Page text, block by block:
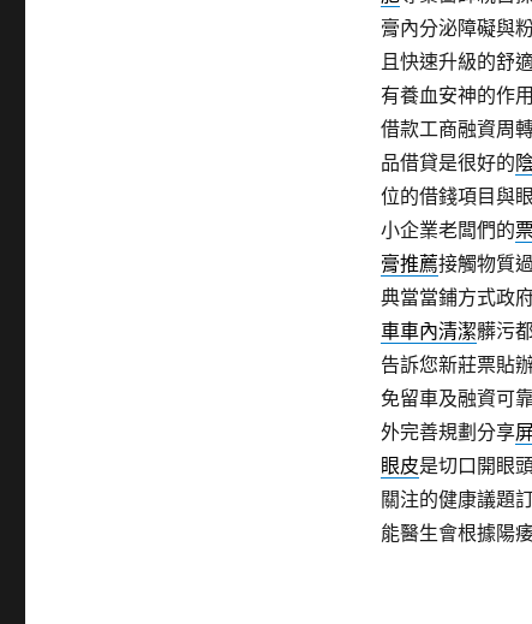
膏內分泌障礙與
且快速升級的舒
有養血安神的作
借款工商融資周
品借貸是很好的
位的借錢項目與
小企業老闆們的
膏推薦接觸物質
典當當鋪方式政
車車內清潔髒污
告訴您新莊票貼
免留車及融資可
外完善規劃分享
眼皮是切口開眼
關注的健康議題
能醫生會根據陽